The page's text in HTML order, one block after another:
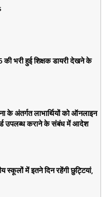
भरी हुई शिक्षक डायरी देखने के
के अंतर्गत लाभार्थियों को ऑनलाइन
उपलब्ध कराने के संबंध में आदेश
स्कूलों में इतने दिन रहेंगी छुट्टियां,